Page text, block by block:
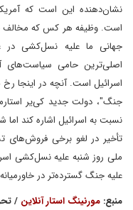
نشان‌دهنده این است که
است. وظیفه هر کس که مخالف
جهانی ما علیه نسل‌کشی در
اصلی‌ترین حامی سیاست‌های
اسرائیل است. آنچه در اینجا
جنگ"، دولت جدید کی‌یر
نسبت به اسرائیل اشاره کند
تأخیر در لغو برخی فروش‌های
ملی روز شنبه علیه نسل‌کشی
علیه جنگ گسترده‌تر در
منبع: مورنینگ استار آنلاین /